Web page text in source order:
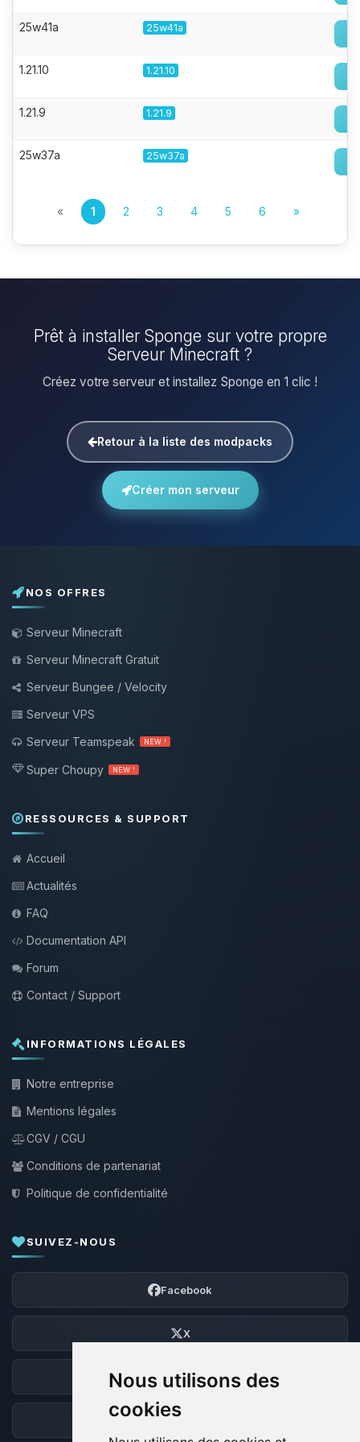
Nous utilisons des
cookies
25w41a 25w41a
1.21.10 1.21.10
1.21.9 1.21.9
25w37a 25w37a
« 1 2 3 4 5 6 »
Prêt à installer Sponge sur votre propre
Serveur Minecraft ?
Créez votre serveur et installez Sponge en 1 clic !
Retour à la liste des modpacks
Créer mon serveur
NOS OFFRES
Serveur Minecraft
Serveur Minecraft Gratuit
Serveur Bungee / Velocity
Serveur VPS
Serveur Teamspeak
NEW !
Super Choupy NEW !
RESSOURCES & SUPPORT
Accueil
Actualités
FAQ
Documentation API
Forum
Contact / Support
INFORMATIONS LÉGALES
Notre entreprise
Mentions légales
CGV / CGU
Conditions de partenariat
Politique de confidentialité
SUIVEZ-NOUS
Facebook
X
Discord
Forum